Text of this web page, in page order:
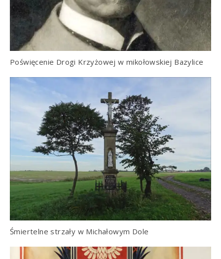
Poświęcenie Drogi Krzyżowej w mikołowskiej Bazylice
Śmiertelne strzały w Michałowym Dole